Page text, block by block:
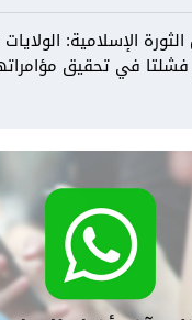
الإسلامية:
فشلتا في تحقيق